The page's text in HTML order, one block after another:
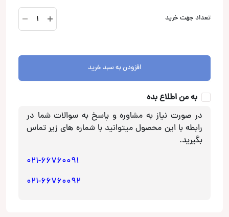
تعداد جهت خرید
کیت
آینه
افزودن به سبد خرید
به من اطلاع بده
در صورت نیاز به مشاوره و پاسخ به سوالات شما در
رابطه با این محصول میتوانید با شماره های زیر تماس
بگیرید.
021-66760091
021-66760092